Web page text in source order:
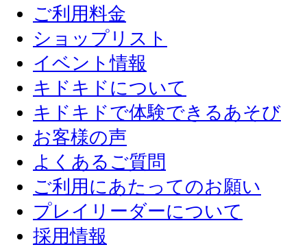
ご利用料金
ショップリスト
イベント情報
キドキドについて
キドキドで体験できるあそび
お客様の声
よくあるご質問
ご利用にあたってのお願い
プレイリーダーについて
採用情報